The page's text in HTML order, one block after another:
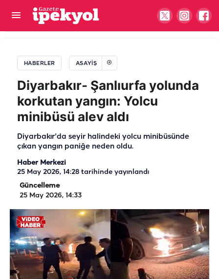
HABERLER ASAYIŞ
Diyarbakır- Şanlıurfa yolunda
korkutan yangın: Yolcu
minibüsü alev aldı
Diyarbakır'da seyir halindeki yolcu minibüsünde
çıkan yangın paniğe neden oldu.
Haber Merkezi
25 May 2026, 14:28 tarihinde yayınlandı
Güncelleme
25 May 2026, 14:33
Şanlıurfa’da husumetlilerin hedefi hastane